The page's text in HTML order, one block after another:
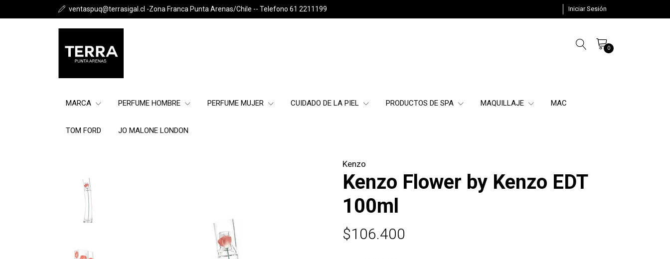
ventaspuq@terrasigal.cl -Zona Franca Punta Arenas/Chile -- Telefono 61 2211199 Iniciar Sesión
0
MARCA PERFUME HOMBRE PERFUME MUJER CUIDADO DE LA PIEL PRODUCTOS DE SPA MAQUILLAJE MAC
TOM FORD JO MALONE LONDON
Kenzo
Kenzo Flower by Kenzo EDT
100ml
$106.400